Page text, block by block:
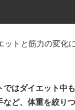
トと筋力の変化
はダイエット中
ど、体重を絞り